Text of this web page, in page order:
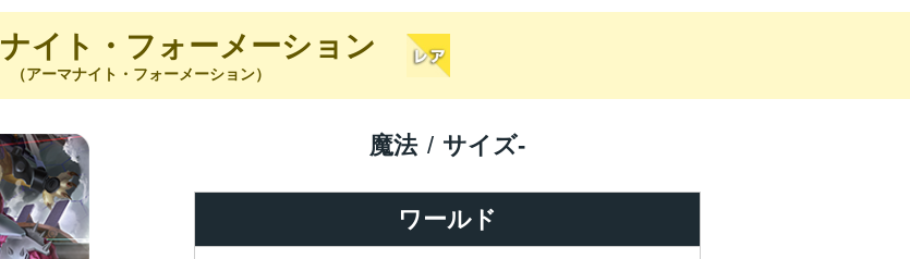
イト・フォーメーション
（アーマナイト・フォーメーション）
ワールド
魔法 サイズ-